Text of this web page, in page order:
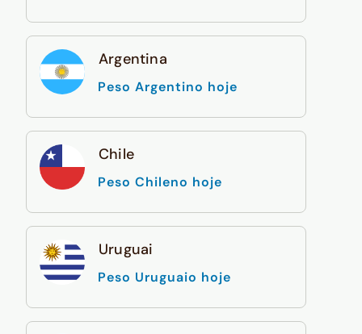
Argentina
Peso Argentino hoje
Chile
Peso Chileno hoje
Uruguai
Peso Uruguaio hoje